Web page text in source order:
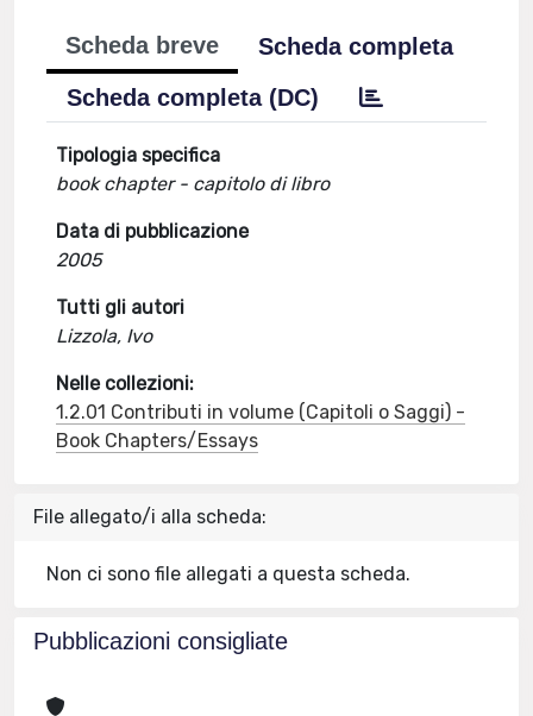
Scheda breve
Scheda completa
Scheda completa (DC)
Tipologia specifica
book chapter - capitolo di libro
Data di pubblicazione
2005
Tutti gli autori
Lizzola, Ivo
Nelle collezioni:
1.2.01 Contributi in volume (Capitoli o Saggi) -
Book Chapters/Essays
File allegato/i alla scheda:
Non ci sono file allegati a questa scheda.
Pubblicazioni consigliate